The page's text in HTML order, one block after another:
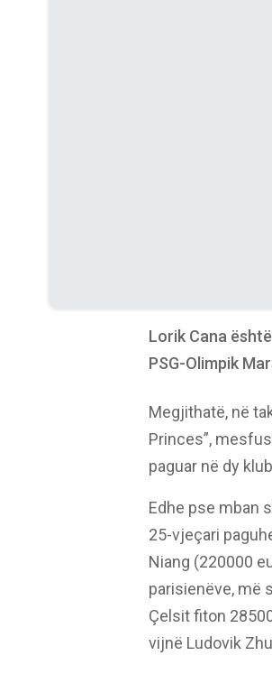
Lorik Cana
PSG-Olimpik
Megjithatë, në
Princes”,
paguar në dy
Edhe pse mban
25-vjeçari
Niang (220000
parisienëve, më
Çelsit fiton
vijnë Ludovik